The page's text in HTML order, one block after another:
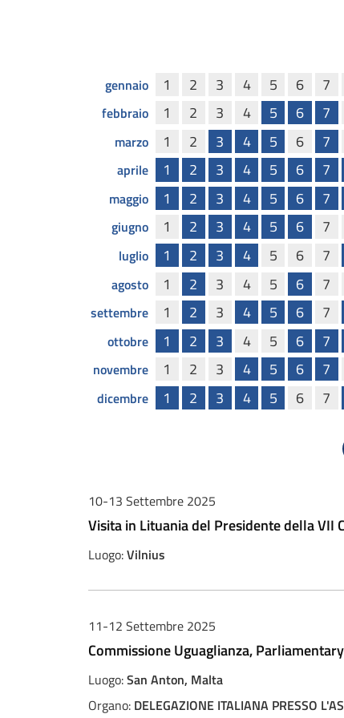
gennaio 1 2 3 4 5 6 7
febbraio 1 2 3 4 5 6 7
marzo 1 2 3 4 5 6 7
aprile 1 2 3 4 5 6 7
maggio 1 2 3 4 5 6 7
giugno 1 2 3 4 5 6 7
luglio 1 2 3 4 5 6 7
agosto 1 2 3 4 5 6 7
settembre 1 2 3 4 5 6 7
ottobre 1 2 3 4 5 6 7
novembre 1 2 3 4 5 6 7
dicembre 1 2 3 4 5 6 7
10-13 Settembre 2025
Visita in Lituania del Presidente della VII
Luogo:Vilnius
11-12 Settembre 2025
Commissione Uguaglianza,
Luogo:San Anton, Malta
Organo: DELEGAZIONE ITALIANA PRESSO